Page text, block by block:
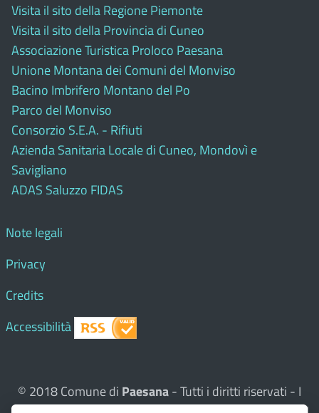
Visita il sito della Regione Piemonte
Visita il sito della Provincia di Cuneo
Associazione Turistica Proloco Paesana
Unione Montana dei Comuni del Monviso
Bacino Imbrifero Montano del Po
Parco del Monviso
Consorzio S.E.A. - Rifiuti
Azienda Sanitaria Locale di Cuneo, Mondovì e
Savigliano
ADAS Saluzzo FIDAS
Note legali
Privacy
Credits
Accessibilità
© 2018 Comune di Paesana- Tutti i diritti riservati - I